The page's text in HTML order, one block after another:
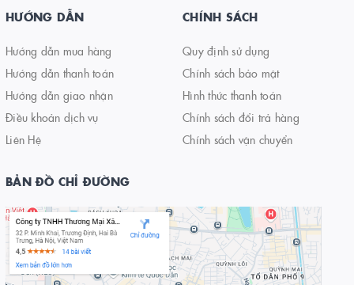
HƯỚNG DẪN
Hướng dẫn mua hàng
Hướng dẫn thanh toán
Hướng dẫn giao nhận
Điều khoản dịch vụ
Liên Hệ
CHÍNH SÁCH
Quy định sử dụng
Chính sách bảo mật
Hình thức thanh toán
Chính sách đổi trả hàng
Chính sách vận chuyển
BẢN ĐỒ CHỈ ĐƯỜNG